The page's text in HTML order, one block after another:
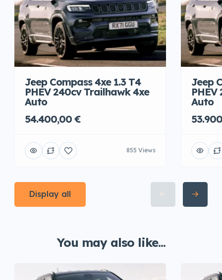
Jeep Compass 4xe 1.3 T4
PHEV 240cv Trailhawk 4xe
Auto
54.400,00 €
855 Views
Jeep
Auto
Display all
You may also like...